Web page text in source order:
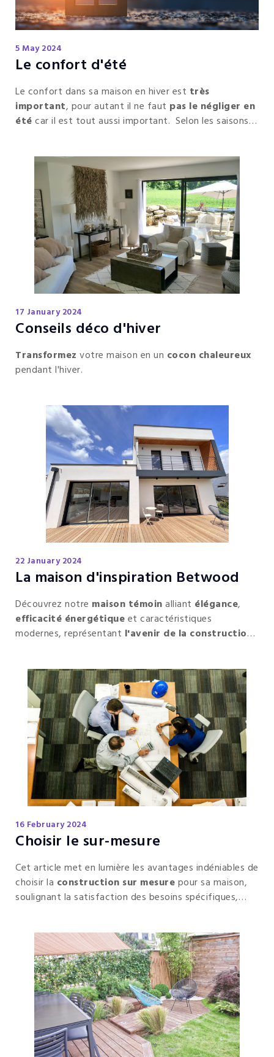
5 May 2024
Le confort d'été
Le confort dans sa maison en hiver est très
important, pour autant il ne faut pas le négliger en
étécar il est tout aussi important. Selon les saisons
17 January 2024
Conseils déco d'hiver
Transformez votre maison en un cocon chaleureux
pendant l'hiver.
22 January 2024
La maison d'inspiration Betwood
Découvrez notre maison témoinalliant élégance,
efficacité énergétiqueet caractéristiques
modernes, représentant l'avenir de la construction
16 February 2024
Choisir le sur-mesure
Cet article met en lumière les avantages indéniables de
choisir la construction sur mesurepour sa maison,
soulignant la satisfaction des besoins spécifiques,
de technologies modernes pour uneexpérience de
unique et durable.